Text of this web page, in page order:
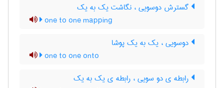
گسترش دوسویی ، نگاشت یک به یک
one to one mapping
دوسویی ، یک به یک پوشا
one to one onto
رابطه ی دو سویی ، رابطه ی یک به یک